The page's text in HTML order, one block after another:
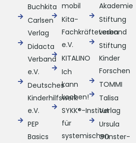
Buchkita
Carlsen
Verlag
Didacta
Verband
e.V.
Deutsches
Kinderhilfswerk
e.V.
PEP
Basics
mobil
Kita-
Fachkräfteverband
e.V.
KITALINO
Ich
kann
kochen!
SYKK®-Institut
für
systemischen
Akademie
Stiftung
Lesen
Stiftung
Kinder
Forschen
TOMMI
Talisa
Verlag
Ursula
Günster-